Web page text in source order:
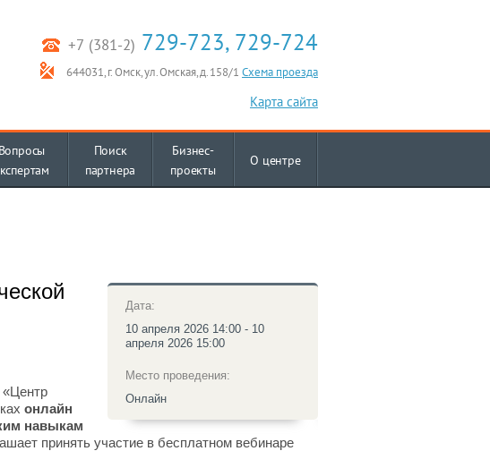
+7 (381-2) 729-723, 729-724
644031, г. Омск, ул. Омская, д. 158/1 Схема проезда
Карта сайта
Вопросы
Поиск
партнера
Бизнес-
проекты
О центре
Дата:
10 апреля 2026 14:00 - 10
апреля 2026 15:00
Место проведения:
Онлайн
онлайн
навыкам
принять участие в бесплатном вебинаре